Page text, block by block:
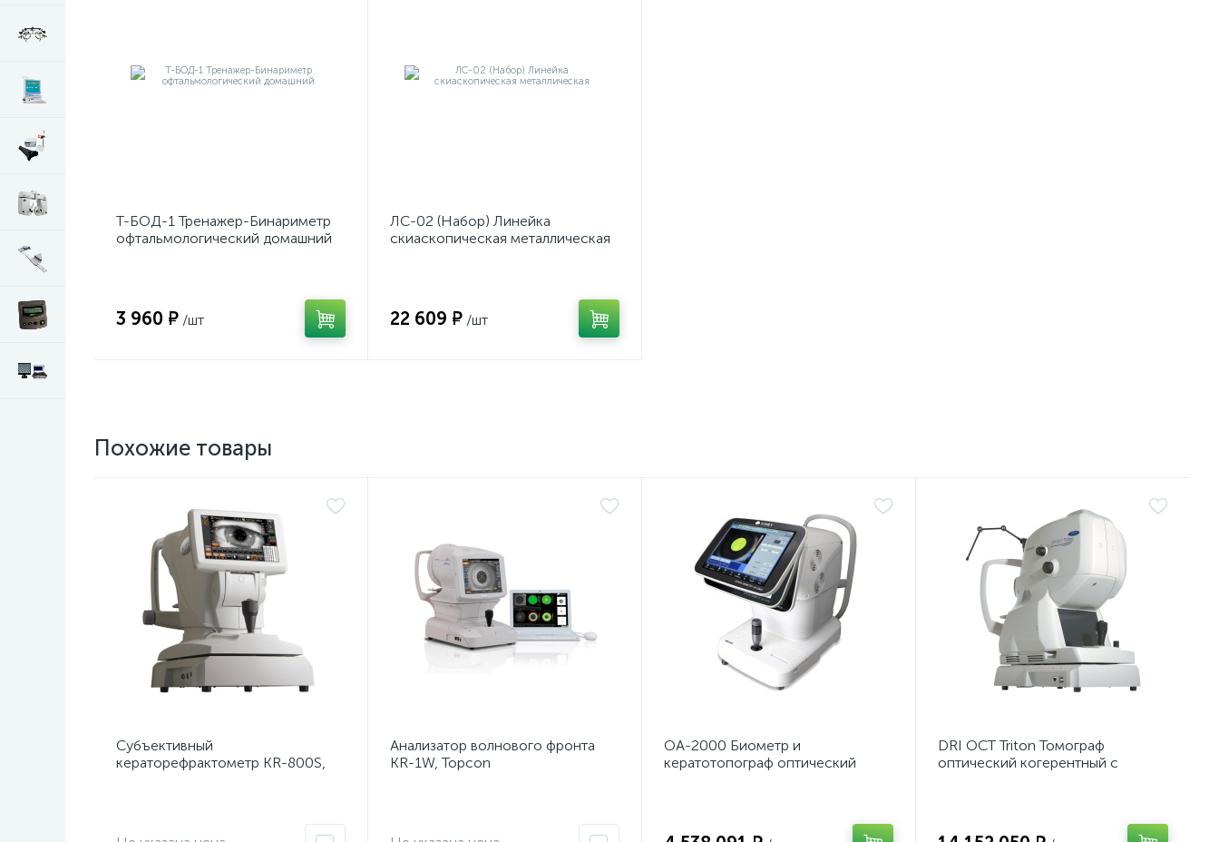
Т-БОД-1 Тренажер-Бинариметр
офтальмологический домашний
3 960 ₽ /шт
ЛС-02 (Набор) Линейка
скиаскопическая металлическая
22 609 ₽ /шт
Похожие товары
Субъективный
кераторефрактометр KR-800S,
Анализатор волнового фронта
KR-1W, Topcon
OA-2000 Биометр и
кератотопограф оптический
DRI OCT Triton Томограф
оптический когерентный с